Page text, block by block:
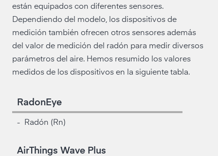
están equipados con diferentes sensores.
Dependiendo del modelo, los dispositivos de
medición también ofrecen otros sensores además
del valor de medición del radón para medir diversos
parámetros del aire. Hemos resumido los valores
medidos de los dispositivos en la siguiente tabla.
RadonEye
- Radón (Rn)
AirThings Wave Plus